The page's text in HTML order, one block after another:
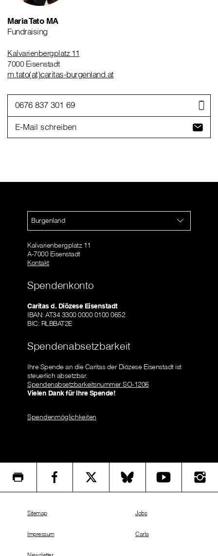
Maria Tato MA
Fundraising
Kalvarienbergplatz 11
7000 Eisenstadt
m.tato(at)caritas-burgenland.at
0676 837 301 69
E-Mail schreiben
Burgenland
Kalvarienbergplatz 11
A-7000 Eisenstadt
Kontakt
Spendenkonto
Caritas d. Diözese Eisenstadt
IBAN: AT34 3300 0000 0100 0652
BIC: RLBBAT2E
Spendenabsetzbarkeit
Ihre Spende an die Caritas der Diözese Eisenstadt ist
steuerlich absetzbar.
Spendenabsetzbarkeitsnummer SO-1206
Vielen Dank für Ihre Spende!
Spendenmöglichkeiten
Sitemap
Impressum
Jobs
Carla